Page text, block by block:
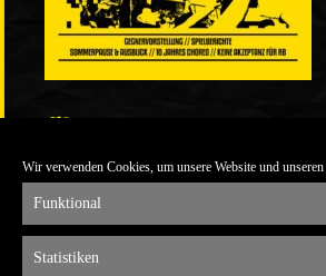
Wir verwenden Cookies, um unsere Website und
Funktional
Statistiken
ULTRABLOG DER YELLOW
ALEMANNIA VERKAUFT MAN NICHT
ARCHIV